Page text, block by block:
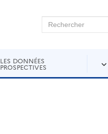
Rechercher sur Andra
LES DONNÉES
PROSPECTIVES